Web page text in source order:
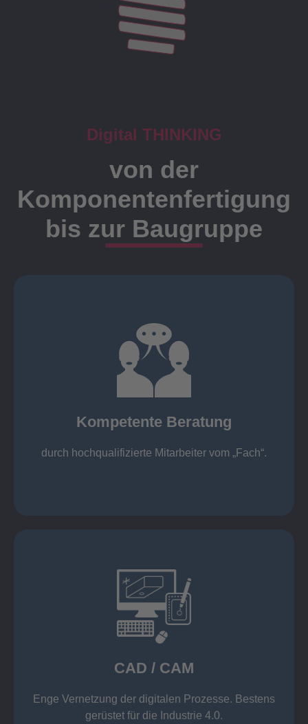
Digital THINKING
von der
Komponentenfertigung
bis zur Baugruppe
Kompetente Beratung
durch hochqualifizierte Mitarbeiter vom „Fach“.
Kompetente Beratung durch
„Fach“.
findet die Kundenbetreuung ausschließlich durch
Meister, Techniker oder Ingenieure statt.
Ansprechpartner
CAD / CAM
Enge Vernetzung der digitalen Prozesse. Bestens
gerüstet für die Industrie 4.0.
CAD / CAM
Einsatz moderner CAD/CAM Software wie z. B.
Solid Edge, Inventor und AutoCAD
Datenübernahme aus der Warenwirtschaft